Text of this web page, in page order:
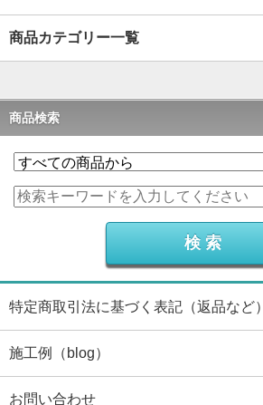
商品カテゴリー一覧
商品検索
特定商取引法に基づく表記（返品など）
施工例（blog）
お問い合わせ